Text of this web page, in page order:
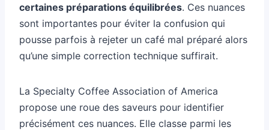
certaines préparations équilibrées. Ces nuances
sont importantes pour éviter la confusion qui
pousse parfois à rejeter un café mal préparé alors
qu’une simple correction technique suffirait.
La Specialty Coffee Association of America
propose une roue des saveurs pour identifier
précisément ces nuances. Elle classe parmi les